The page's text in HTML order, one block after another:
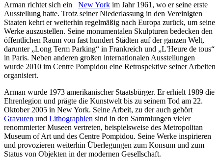
Arman richtet sich ein New York im Jahr 1961, wo er seine erste
Ausstellung hatte. Trotz seiner Niederlassung in den Vereinigten
Staaten kehrt er weiterhin regelmäßig nach Europa zurück, um seine
Werke auszustellen. Seine monumentalen Skulpturen bedecken den
öffentlichen Raum von fast hundert Städten auf der ganzen Welt,
darunter „Long Term Parking“ in Frankreich und „L'Heure de tous“
in Paris. Neben anderen großen internationalen Ausstellungen
wurde 2010 im Centre Pompidou eine Retrospektive seiner Arbeiten
organisiert.
Arman wurde 1973 amerikanischer Staatsbürger. Er erhielt 1989 die
Ehrenlegion und prägte die Kunstwelt bis zu seinem Tod am 22.
Oktober 2005 in New York. Seine Arbeit, zu der auch gehört
Gravuren und Lithographien sind in den Sammlungen vieler
renommierter Museen vertreten, beispielsweise des Metropolitan
Museum of Art und des Centre Pompidou. Seine Werke inspirieren
und provozieren weiterhin Überlegungen zum Konsum und zum
Status von Objekten in der modernen Gesellschaft.